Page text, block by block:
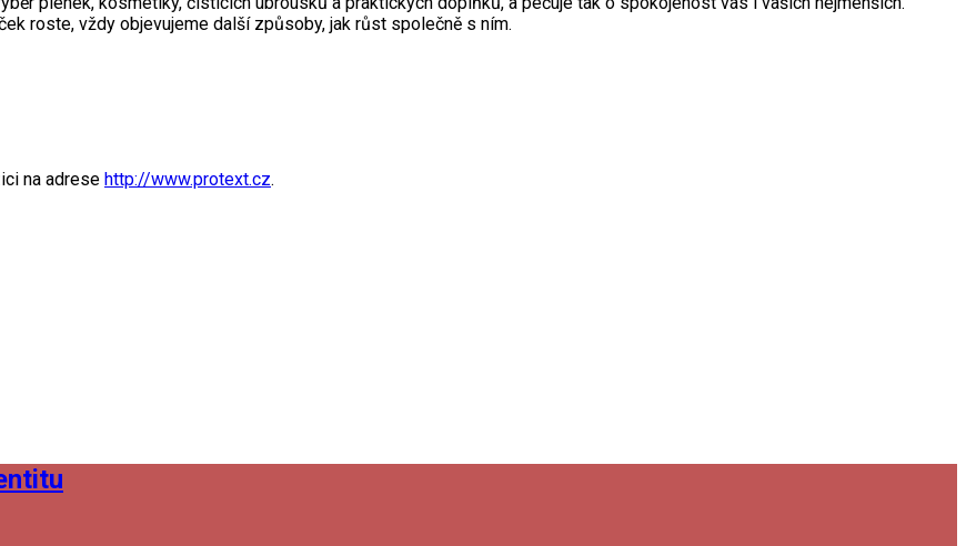
roste, vždy objevujeme další způsoby, jak růst společně s ním.
na adrese http://www.protext.cz.